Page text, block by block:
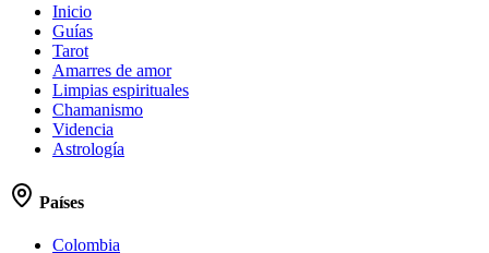
Inicio
Guías
Tarot
Amarres de amor
Limpias espirituales
Chamanismo
Videncia
Astrología
Países
Colombia